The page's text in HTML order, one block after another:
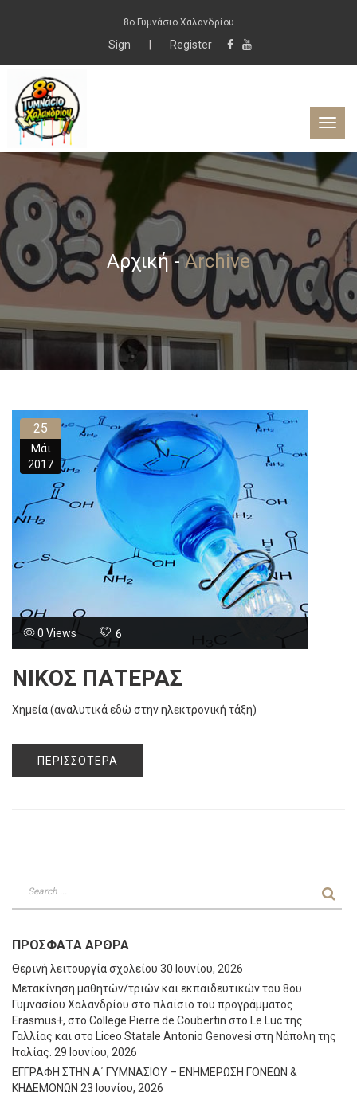
8ο Γυμνάσιο Χαλανδρίου
Sign Register
Αρχική-Archive
25
Μάι
2017
0 Views 6
ΝΙΚΟΣ ΠΑΤΕΡΑΣ
Χημεία (αναλυτικά εδώ στην ηλεκτρονική τάξη)
ΠΕΡΙΣΣΌΤΕΡΑ
ΠΡΌΣΦΑΤΑ ΆΡΘΡΑ
Θερινή λειτουργία σχολείου 30 Ιουνίου, 2026
Μετακίνηση μαθητών/τριών και εκπαιδευτικών του 8ου
Γυμνασίου Χαλανδρίου στο πλαίσιο του προγράμματος
Erasmus+, στο College Pierre de Coubertin στο Le Luc της
Γαλλίας και στο Liceo Statale Antonio Genovesi στη Νάπολη της
Ιταλίας. 29 Ιουνίου, 2026
ΕΓΓΡΑΦΗ ΣΤΗΝ Α΄ ΓΥΜΝΑΣΙΟΥ – ΕΝΗΜΕΡΩΣΗ ΓΟΝΕΩΝ &
ΚΗΔΕΜΟΝΩΝ 23 Ιουνίου, 2026